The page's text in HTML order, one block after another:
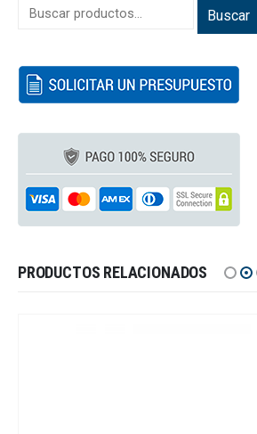
Buscar
PRODUCTOS RELACIONADOS